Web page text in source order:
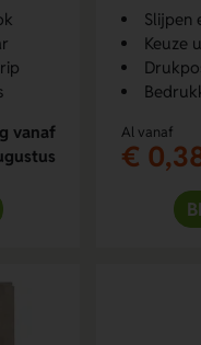
vanaf
Slijpen
Keuze
Al vanaf
€